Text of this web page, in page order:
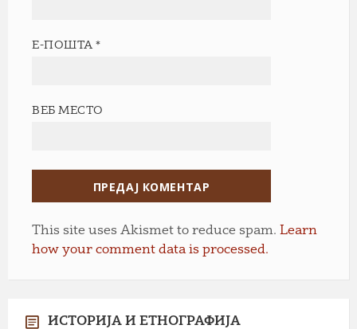
Е-ПОШТА*
ВЕБ МЕСТО
This site uses Akismet to reduce spam. Learn
how your comment data is processed.
ИСТОРИЈА И ЕТНОГРАФИЈА